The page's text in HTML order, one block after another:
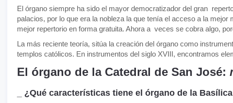
El órgano siempre ha sido el mayor democratizador del gran
palacios, por lo que era la nobleza la que tenía el acceso a la
mejor repertorio en forma gratuita. Ahora a veces se cobra algo,
La más reciente teoría, sitúa la creación del órgano como
templos católicos. En instrumentos del siglo XVIII, encontramos
El órgano de la Catedral de San José:
_ ¿Qué características tiene el órgano de la